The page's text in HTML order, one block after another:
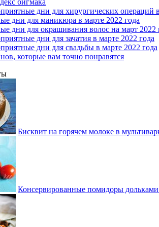
бигмака
дни для хирургических операций
дни для маникюра в марте 2022 года
дни для окрашивания волос на март 2022
дни для зачатия в марте 2022 года
дни для свадьбы в марте 2022 года
которые вам точно понравятся
Бисквит на горячем молоке в
Консервированные помидоры